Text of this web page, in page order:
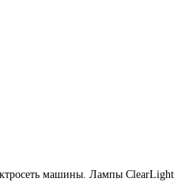
машины. Лампы ClearLight